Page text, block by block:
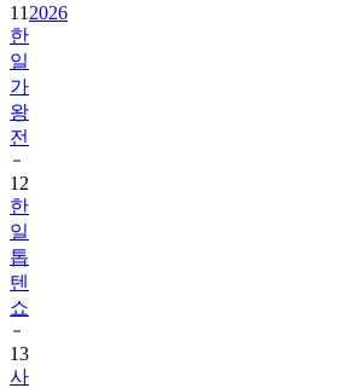
11 2026
한
일
가
왕
전
12
한
일
톱
텐
쇼
13
사